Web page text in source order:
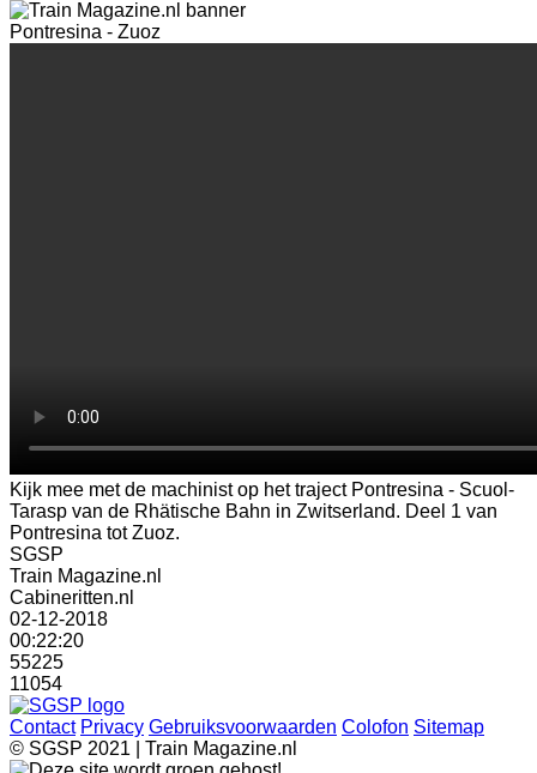
Pontresina - Zuoz
Kijk mee met de machinist op het traject Pontresina - Scuol-
Tarasp van de Rhätische Bahn in Zwitserland. Deel 1 van
Pontresina tot Zuoz.
SGSP
Train Magazine.nl
Cabineritten.nl
02-12-2018
00:22:20
55225
11054
Contact Privacy Gebruiksvoorwaarden Colofon Sitemap
© SGSP 2021 | Train Magazine.nl